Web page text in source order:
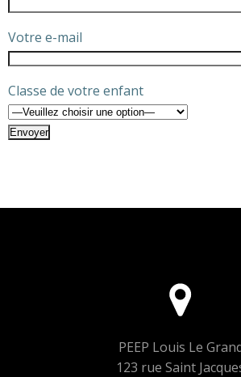
Votre e-mail
Classe de votre enfant
PEEP Louis Le
123 rue Saint